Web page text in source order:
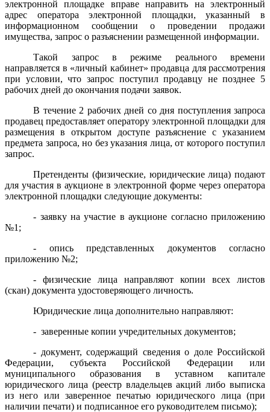
электронной площадке вправе направить на электронный
адрес оператора электронной площадки, указанный в
информационном сообщении о проведении продажи
имущества, запрос о разъяснении размещенной информации.
Такой запрос в режиме реального времени
направляется в «личный кабинет» продавца для рассмотрения
при условии, что запрос поступил продавцу не позднее 5
рабочих дней до окончания подачи заявок.
В течение 2 рабочих дней со дня поступления запроса
продавец предоставляет оператору электронной площадки для
размещения в открытом доступе разъяснение с указанием
предмета запроса, но без указания лица, от которого поступил
запрос.
Претенденты (физические, юридические лица) подают
для участия в аукционе в электронной форме через оператора
электронной площадки следующие документы:
- заявку на участие в аукционе согласно приложению
№1;
- опись представленных документов согласно
приложению №2;
- физические лица направляют копии всех листов
(скан) документа удостоверяющего личность.
Юридические лица дополнительно направляют:
- заверенные копии учредительных документов;
- документ, содержащий сведения о доле Российской
Федерации, субъекта Российской Федерации или
муниципального образования в уставном капитале
юридического лица (реестр владельцев акций либо выписка
из него или заверенное печатью юридического лица (при
наличии печати) и подписанное его руководителем письмо);